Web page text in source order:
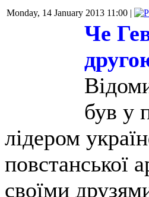
Monday, 14 January 2013 11:00 |
Че
був у
лідером
повстанської
своїми